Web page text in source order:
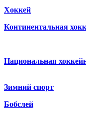
Хоккей
Континентальная
Национальная
Зимний спорт
Бобслей